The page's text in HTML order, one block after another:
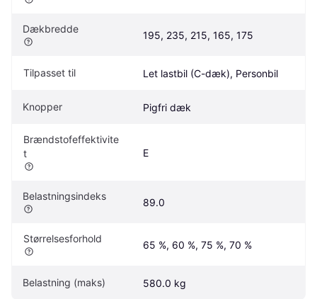
Dækbredde
195, 235, 215, 165, 175
Tilpasset til Let lastbil (C-dæk), Personbil
Knopper Pigfri dæk
Brændstofeffektivite
t
E
Belastningsindeks
89.0
Størrelsesforhold
65 %, 60 %, 75 %, 70 %
Belastning (maks) 580.0 kg